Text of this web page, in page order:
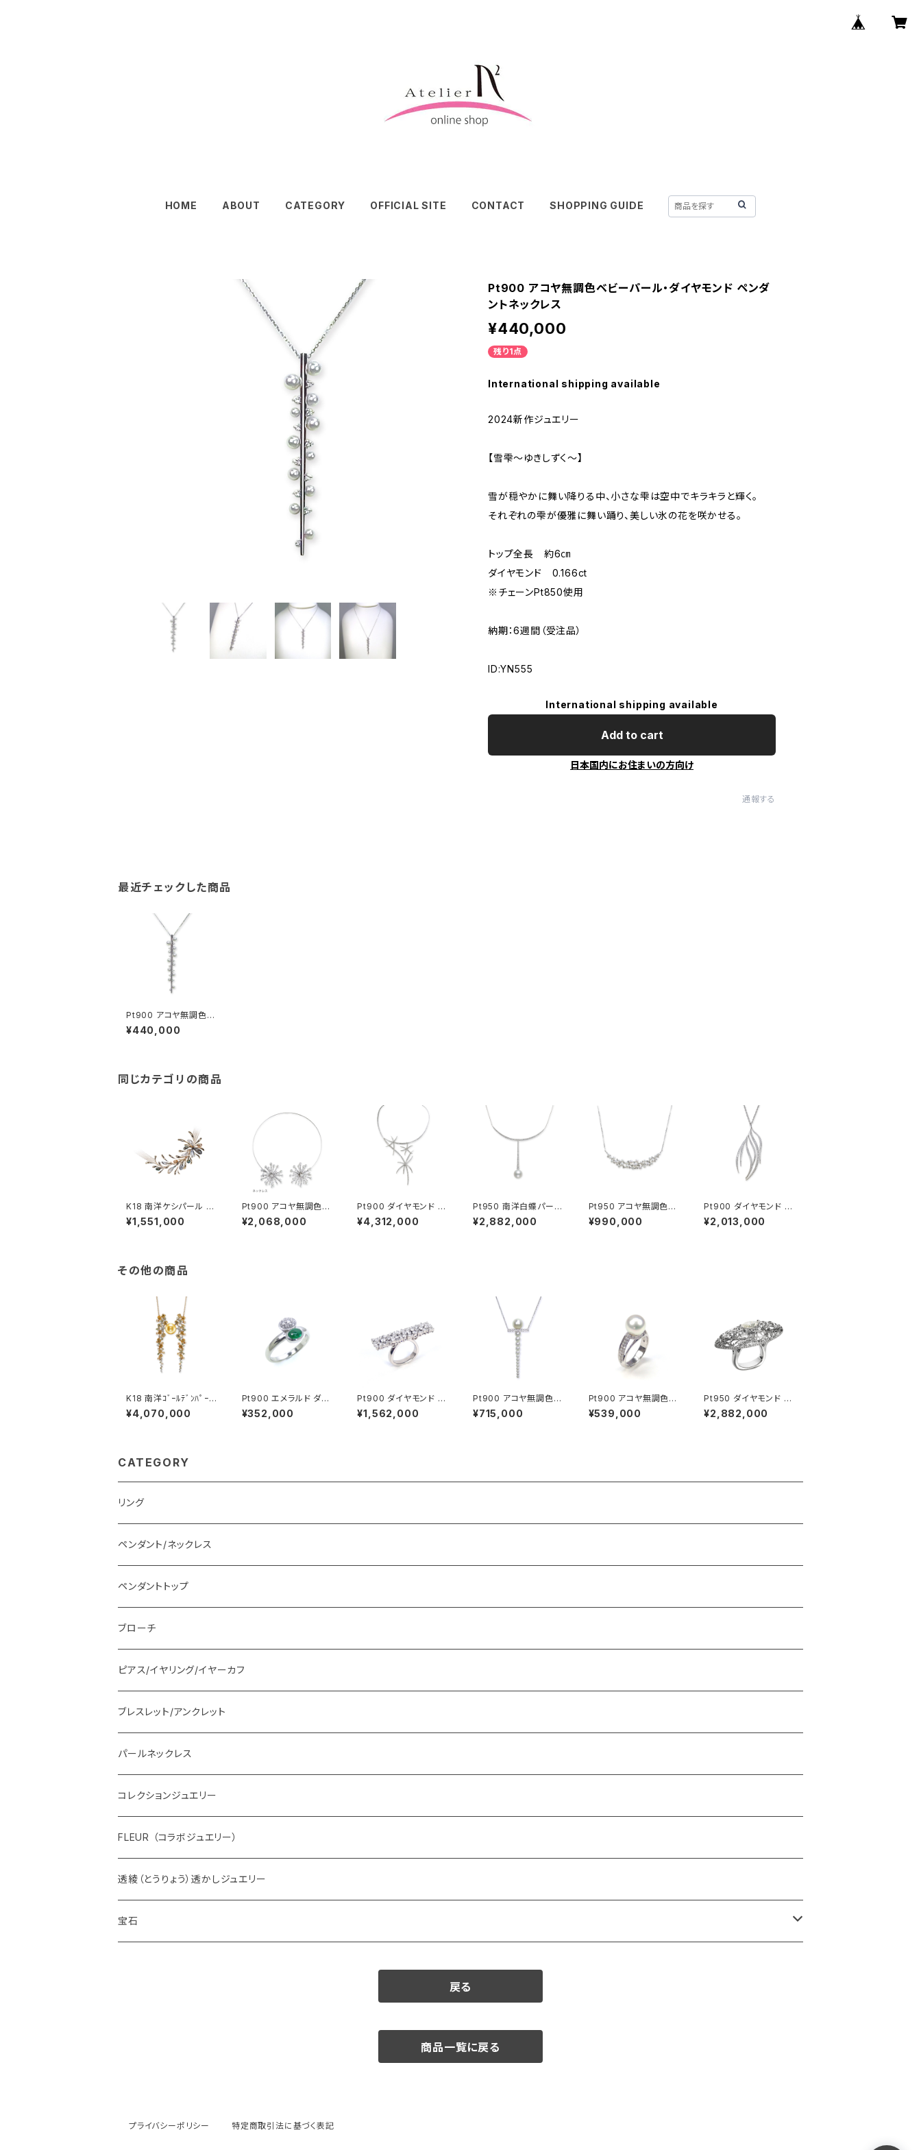
HOME ABOUT CATEGORY OFFICIAL SITE CONTACT SHOPPING GUIDE
Pt900 アコヤ無調色ベビーパール・ダイヤモンド ペンダ
ントネックレス
¥440,000
残り1点
International shipping available
2024新作ジュエリー
【雪雫～ゆきしずく～】
雪が穏やかに舞い降りる中、小さな雫は空中でキラキラと輝く。
それぞれの雫が優雅に舞い踊り、美しい氷の花を咲かせる。
トップ全長 約6㎝
ダイヤモンド 0.166ct
※チェーンPt850使用
納期：6週間（受注品）
ID:YN555
International shipping available
Add to cart
日本国内にお住まいの方向け
通報する
最近チェックした商品
Pt900 アコヤ無調色ベ
ビーパール・ダイヤモン
ド ペンダントネックレス
¥440,000
同じカテゴリの商品
K18 南洋ケシパール 淡
水パール ネックレス
¥1,551,000
Pt900 アコヤ無調色ベ
ビーパール ダイヤモン
ド ネックレス・ブロー
¥2,068,000
Pt900 ダイヤモンド ネ
ックレス
¥4,312,000
Pt950 南洋白蝶パール
ダイヤモンド ネックレス
¥2,882,000
Pt950 アコヤ無調色パ
ール ダイヤモンド ペン
ダントネックレス
¥990,000
Pt900 ダイヤモンド ペ
ンダントネックレス
¥2,013,000
その他の商品
K18 南洋ｺﾞｰﾙﾃﾞﾝﾊﾟｰﾙ
ｻﾌｧｲｱ ﾐﾝﾄｶﾞｰﾈｯﾄ ﾀﾞｲﾔ
ﾓﾝﾄﾞ ﾍﾟﾝﾀﾞﾝﾄﾈｯｸﾚｽ
¥4,070,000
Pt900 エメラルド ダイ
ヤモンド リング
¥352,000
Pt900 ダイヤモンド リ
ング
¥1,562,000
Pt900 アコヤ無調色パ
ール ダイヤモンド ペン
ダントネックレス
¥715,000
Pt900 アコヤ無調色パ
ール ダイヤモンド リン
グ
¥539,000
Pt950 ダイヤモンド リ
ング
¥2,882,000
CATEGORY
リング
ペンダント/ネックレス
ペンダントトップ
ブローチ
ピアス/イヤリング/イヤーカフ
ブレスレット/アンクレット
パールネックレス
コレクションジュエリー
FLEUR （コラボジュエリー）
透綾（とうりょう）透かしジュエリー
宝石
エメラルド
戻る
商品一覧に戻る
プライバシーポリシー 特定商取引法に基づく表記